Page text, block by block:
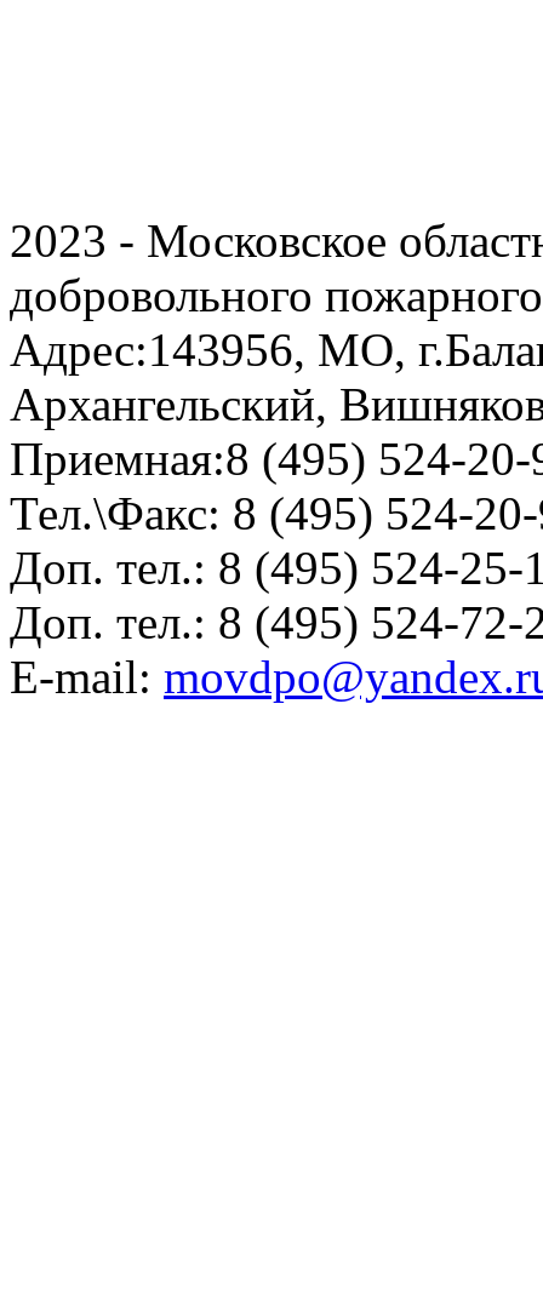
2023 - Московское
добровольного
Адрес:143956, МО,
Архангельский,
Приемная:8 (495) 524-20-
Тел.\Факс: 8 (495) 524-
Доп. тел.: 8 (495) 524-25-
Доп. тел.: 8 (495) 524-72-
E-mail: